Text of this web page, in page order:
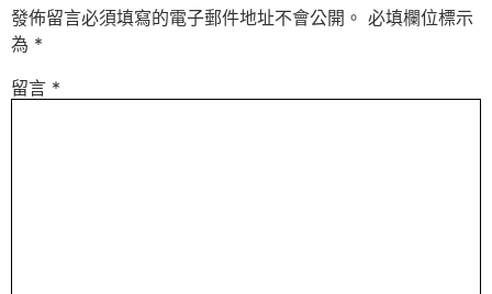
發佈留言必須填寫的電子郵件地址不會公開。 必填欄位標示
為 *
留言 *